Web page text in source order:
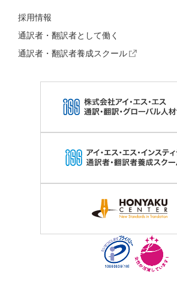
採用情報
通訳者・翻訳者として働く
通訳者・翻訳者養成スクール